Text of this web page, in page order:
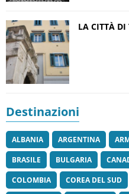
LA CITTÀ DI
Destinazioni
ALBANIA ARGENTINA
BRASILE
BULGARIA
COLOMBIA
COREA DEL SUD